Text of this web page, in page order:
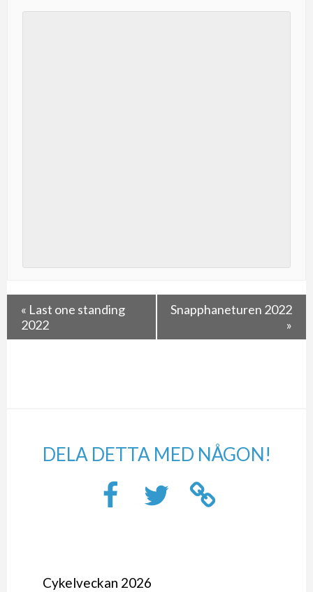
« Last one standing
2022
Snapphaneturen 2022
»
DELA DETTA MED NÅGON!
Cykelveckan 2026